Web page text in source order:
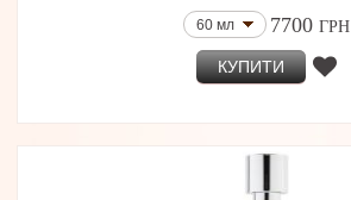
60 мл 7700 ГРН
КУПИТИ